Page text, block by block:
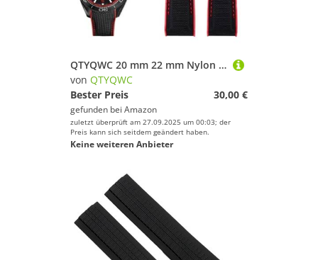
Deinem Sport.
QTYQWC 20 mm 22 mm Nylon Gummi -Uhrband für Omega Seamaster Planet Ocean Männer Einsatzverschluss Armband Uhr Accessorie Silikon Uhr
von QTYQWC
Bester Preis
30,00 €
gefunden bei Amazon
zuletzt überprüft am 27.09.2025 um 00:03; der
Preis kann sich seitdem geändert haben.
Keine weiteren Anbieter